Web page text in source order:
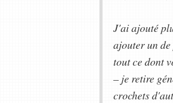
J'ai ajouté
ajouter un
tout ce dont
– je retire
crochets